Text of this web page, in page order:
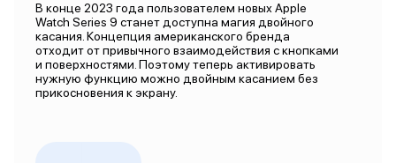
В конце 2023 года пользователем новых Apple
Watch Series 9 станет доступна магия двойного
касания. Концепция американского бренда
отходит от привычного взаимодействия с кнопками
и поверхностями. Поэтому теперь активировать
нужную функцию можно двойным касанием без
прикосновения к экрану.